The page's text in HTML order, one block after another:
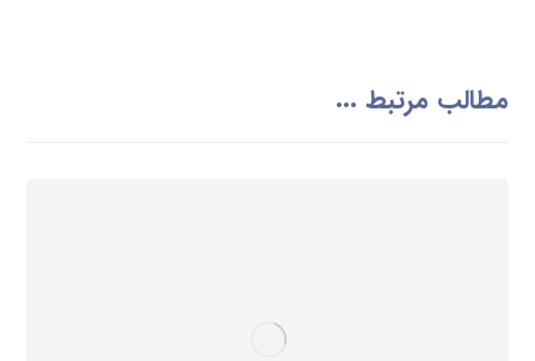
مطالب مرتبط ...